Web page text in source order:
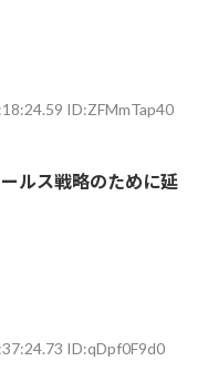
ID:ZFMmTap40
ルス戦略のために延
ID:qDpf0F9d0